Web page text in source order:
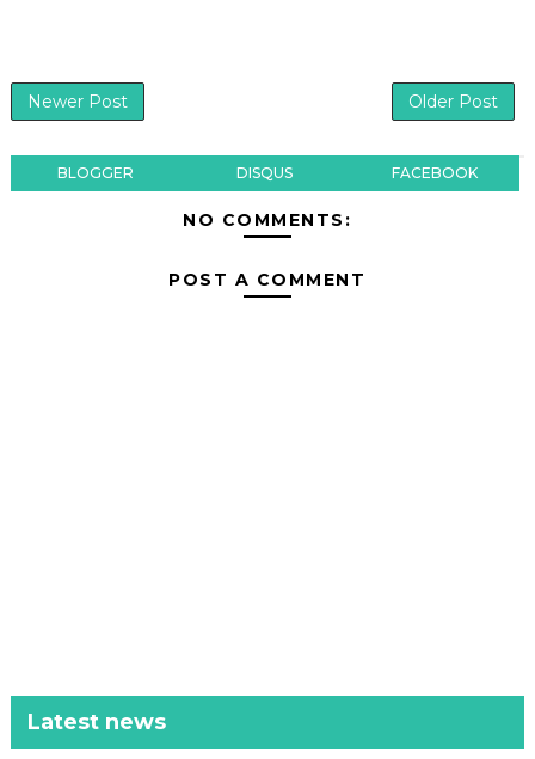
Newer Post Older Post
BLOGGER DISQUS FACEBOOK
NO COMMENTS:
POST A COMMENT
Latest news